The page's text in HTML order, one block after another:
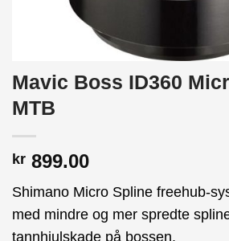
Mavic Boss ID360
MTB
kr 899.00
Shimano Micro Spline freehub-
med mindre og mer spredte
tannhjulskade på bossen.